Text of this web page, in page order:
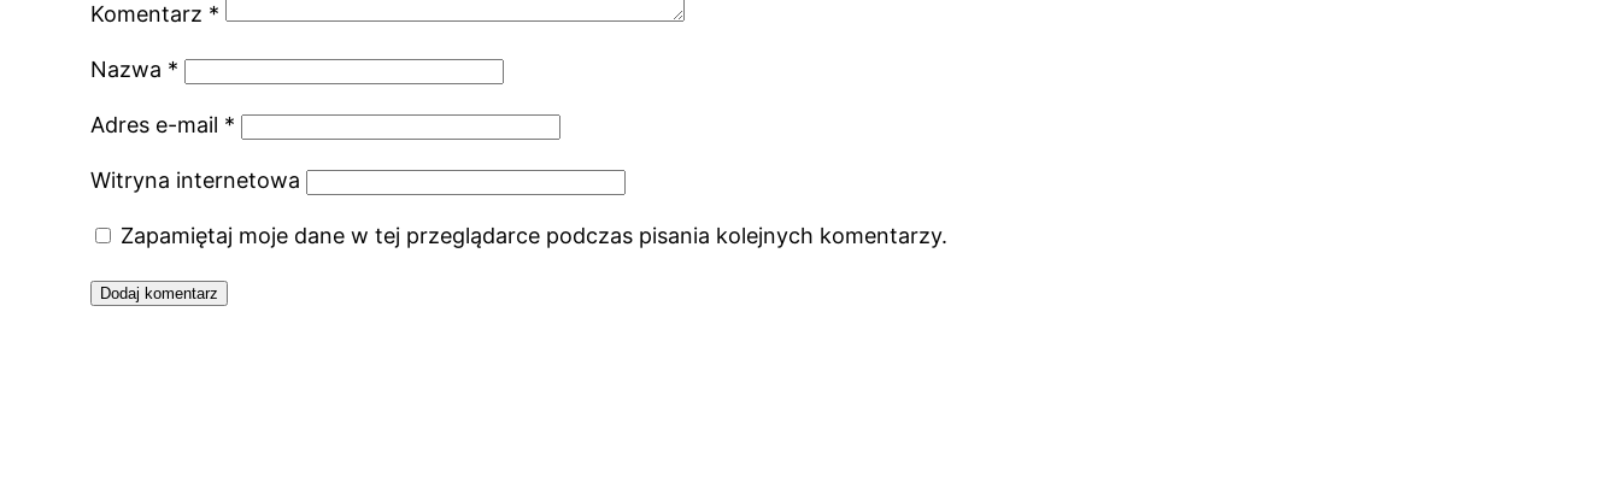
Komentarz *
Nazwa *
Adres e-mail *
Witryna internetowa
Zapamiętaj moje dane w tej przeglądarce podczas pisania kolejnych komentarzy.